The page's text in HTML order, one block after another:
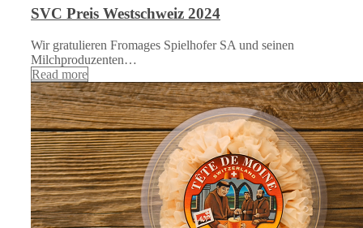
SVC Preis Westschweiz 2024
Wir gratulieren Fromages Spielhofer SA und seinen
Milchproduzenten…
Read more